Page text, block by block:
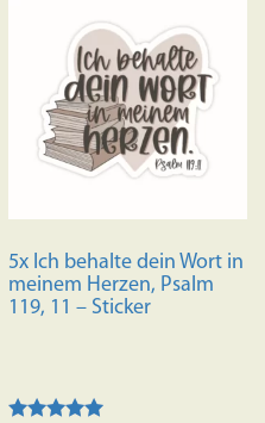
5x Ich behalte dein Wort in
meinem Herzen, Psalm
119, 11 – Sticker